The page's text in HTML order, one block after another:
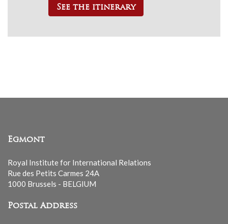
See the itinerary
Egmont
Royal Institute for International Relations
Rue des Petits Carmes 24A
1000 Brussels - BELGIUM
Postal Address